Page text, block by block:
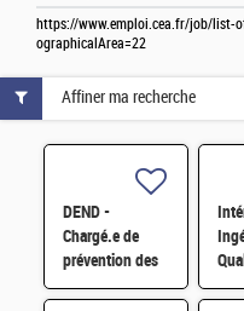
https://www.emploi.cea.fr/job/list-
ographicalArea=22
DEND -
Chargé.e de
prévention des
risques
Affiner ma recherche